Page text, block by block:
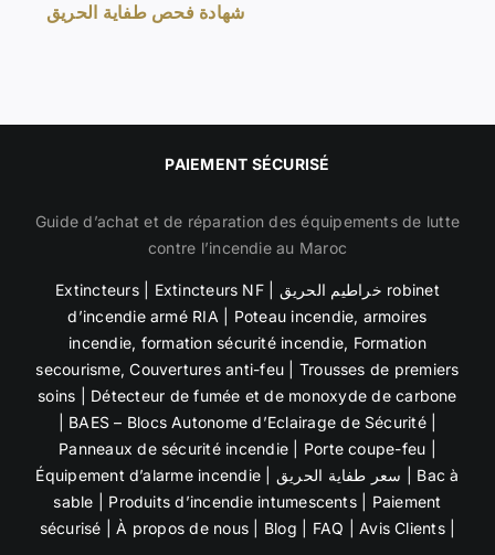
شهادة فحص طفاية الحريق
PAIEMENT SÉCURISÉ
Guide d’achat et de réparation des équipements de lutte
contre l’incendie au Maroc
Extincteurs| Extincteurs NF|
خراطيم الحريق robinet
d’incendie armé RIA
Poteau incendie, armoires
incendie, formation sécurité incendie, Formation
secourisme, Couvertures anti-feu | Trousses de premiers
soins | Détecteur de fumée et demonoxyde de carbone
| BAES – Blocs Autonome d’Eclairage de Sécurité |
Panneaux de sécurité incendie | Porte coupe-feu |
Équipement d’alarme incendie
سعر طفاية الحريق
Bac à
sable | Produits d’incendie intumescents | Paiement
sécurisé |À propos de nous Blog FAQ Avis Clients|